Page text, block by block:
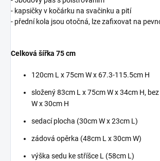
- kapsičky v kočárku na svačinku a pití
- přední kola jsou otočná, lze zafixovat na
Celková šířka 75 cm
120cm L x 75cm W x 67.3-115.5cm H
složený 83cm L x 75cm W x 34cm H,
W x 30cm H
sedací plocha (30cm W x 23cm L)
zádová opěrka (48cm L x 30cm W)
výška sedu ke stříšce L (58cm L)